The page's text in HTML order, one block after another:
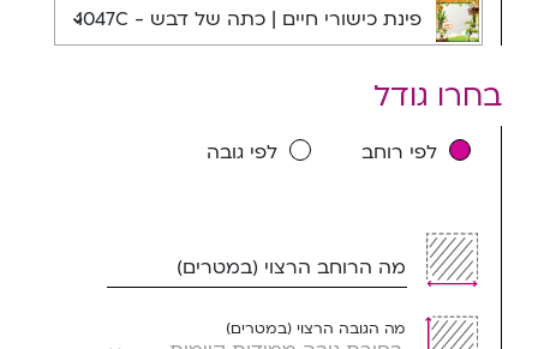
בחרו גודל
לפי רוחב לפי גובה
מה הרוחב הרצוי (במטרים)
מה הגובה הרצוי (במטרים)